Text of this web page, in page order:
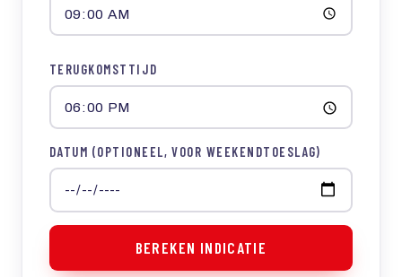
TERUGKOMSTTIJD
DATUM (OPTIONEEL, VOOR WEEKENDTOESLAG)
BEREKEN INDICATIE